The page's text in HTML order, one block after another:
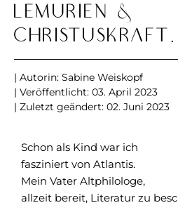
Lemurien &
ChristusKraft.
| Autorin: Sabine Weiskopf
| Veröffentlicht: 03. April 2023
| Zuletzt geändert: 02. Juni 2023
Schon als Kind war ich
fasziniert von Atlantis.
Mein Vater Altphilologe,
allzeit bereit, Literatur zu